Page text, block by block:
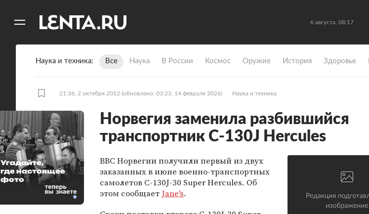
6 августа, 08:17
Наука и техника Все Наука В России Космос Оружие История Здоровье
21:36, 2 октября 2012 (обновлено: 03:23, 14 февраля 2026) Наука и техника
Норвегия заменила разбившийся
транспортник C-130J Hercules
ВВС Норвегии получили первый из двух
заказанных в июне военно-транспортных
самолетов C-130J-30 Super Hercules. Об
этом сообщает Jane's.
Угадайте,
где настоящее
фото